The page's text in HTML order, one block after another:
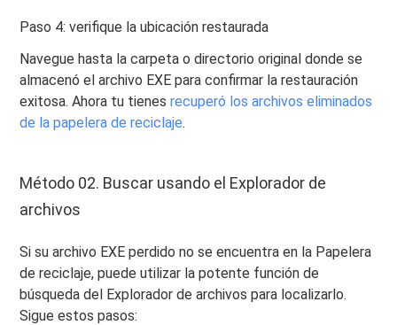
Paso 4: verifique la ubicación restaurada
Navegue hasta la carpeta o directorio original donde se
almacenó el archivo EXE para confirmar la restauración
exitosa. Ahora tu tienesrecuperó los archivos eliminados
de la papelera de reciclaje.
Método 02. Buscar usando el Explorador de
archivos
Si su archivo EXE perdido no se encuentra en la Papelera
de reciclaje, puede utilizar la potente función de
búsqueda del Explorador de archivos para localizarlo.
Sigue estos pasos: